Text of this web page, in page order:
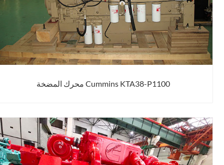
Cummins KTA38-P1100 محرك المضخة